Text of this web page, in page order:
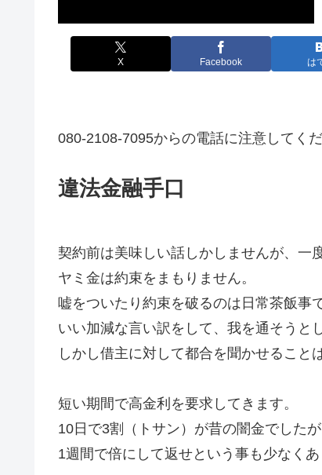
X Facebook は
080-2108-7095からの電話に注意してくだ
違法金融手口
契約前は美味しい話しかしませんが、一
ヤミ金は約束をまもりません。
嘘をついたり約束を破るのは日常茶飯事で
いい加減な言い訳をして、我を通そうと
しかし借主に対して都合を聞かせること
短い期間で高金利を要求してきます。
10日で3割（トサン）が昔の闇金でした
1週間で倍にして返せという事も少なくあ